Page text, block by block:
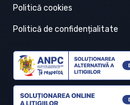
Politică cookies
Politică de confidențialitate